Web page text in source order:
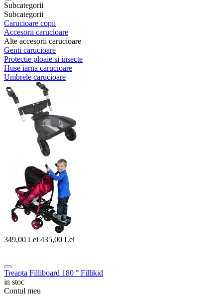
Subcategorii
Subcategorii
Carucioare copii
Accesorii carucioare
Alte accesorii carucioare
Genti carucioare
Protectie ploaie si insecte
Huse iarna carucioare
Umbrele carucioare
349,00 Lei 435,00 Lei
Treapta Filliboard 180 ° Fillikid
in stoc
Contul meu